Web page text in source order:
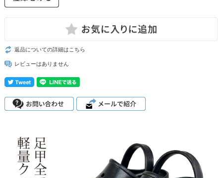
返品についての詳細はこちら
レビューはありません